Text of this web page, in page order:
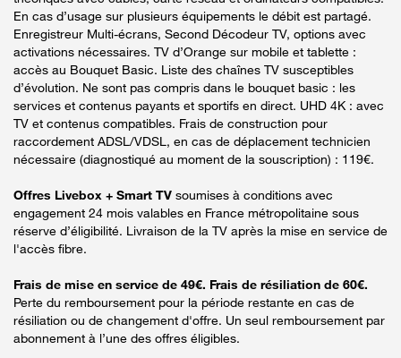
En cas d’usage sur plusieurs équipements le débit est partagé.
Enregistreur Multi-écrans, Second Décodeur TV, options avec
activations nécessaires. TV d’Orange sur mobile et tablette :
accès au Bouquet Basic. Liste des chaînes TV susceptibles
d’évolution. Ne sont pas compris dans le bouquet basic : les
services et contenus payants et sportifs en direct. UHD 4K : avec
TV et contenus compatibles. Frais de construction pour
raccordement ADSL/VDSL, en cas de déplacement technicien
nécessaire (diagnostiqué au moment de la souscription) : 119€.
Offres Livebox + Smart TV soumises à conditions avec
engagement 24 mois valables en France métropolitaine sous
réserve d’éligibilité. Livraison de la TV après la mise en service de
l'accès fibre.
Frais de mise en service de 49€. Frais de résiliation de 60€.
Perte du remboursement pour la période restante en cas de
résiliation ou de changement d'offre. Un seul remboursement par
abonnement à l’une des offres éligibles.